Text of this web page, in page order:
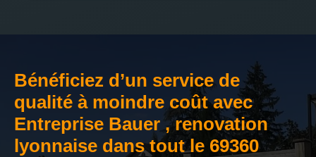
Bénéficiez d’un service de
qualité à moindre coût avec
Entreprise Bauer , renovation
lyonnaise dans tout le 69360